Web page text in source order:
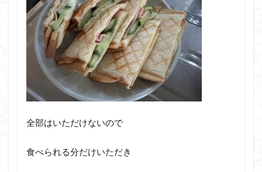
全部はいただけないので
食べられる分だけいただき